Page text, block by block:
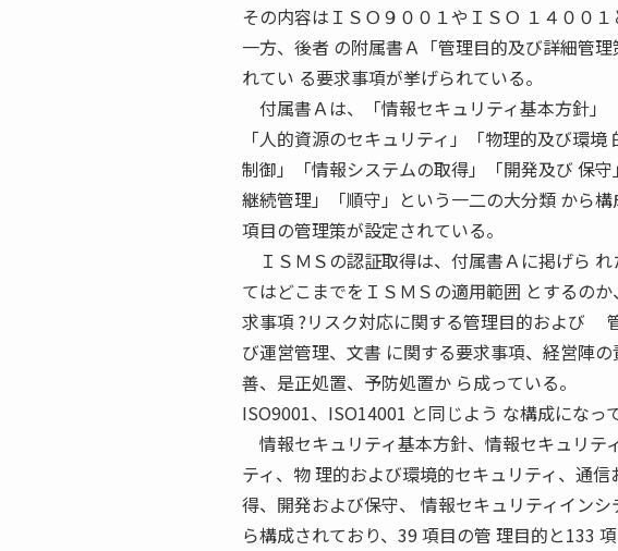
その内容はＩＳＯ９００１やＩＳＯ １４００１
一方、後者 の附属書Ａ「管理目的及び詳細管
れてい る要求事項が挙げられている。
付属書Ａは、「情報セキュリティ基本方針」
「人的資源のセキュリティ」「物理的及び環
制御」「情報システムの取得」「開発及び 保
継続管理」「順守」という一二の大分類 から
項目の管理策が設定されている。
ＩＳＭＳの認証取得は、付属書Ａに掲げら
てはどこまでをＩＳＭＳの適用範囲 とするの
求事項 ?リスク対応に関する管理目的および
び運営管理、文書 に関する要求事項、経営陣
善、是正処置、予防処置か ら成っている。
ISO9001、ISO14001 と同じよう な構成になっ
情報セキュリティ基本方針、情報セキュリテ
ティ、物 理的および環境的セキュリティ、通
得、開発および保守、 情報セキュリティイン
ら構成されており、39 項目の管 理目的と133